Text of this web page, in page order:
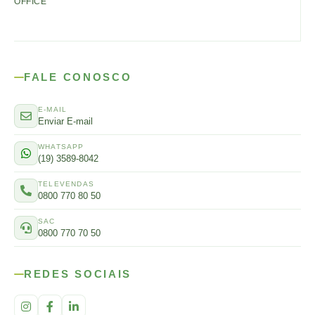
FALE CONOSCO
E-MAIL
Enviar E-mail
WHATSAPP
(19) 3589-8042
TELEVENDAS
0800 770 80 50
SAC
0800 770 70 50
REDES SOCIAIS